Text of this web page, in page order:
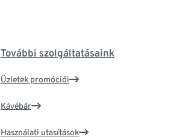
További szolgáltatásaink
Üzletek promóciói
Kávébár
Használati utasítások